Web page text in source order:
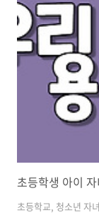
초등학생 아이
초등학교, 청소년 자